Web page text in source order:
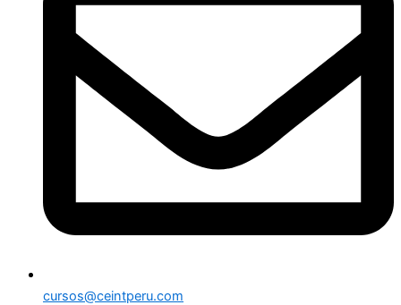
cursos@ceintperu.com